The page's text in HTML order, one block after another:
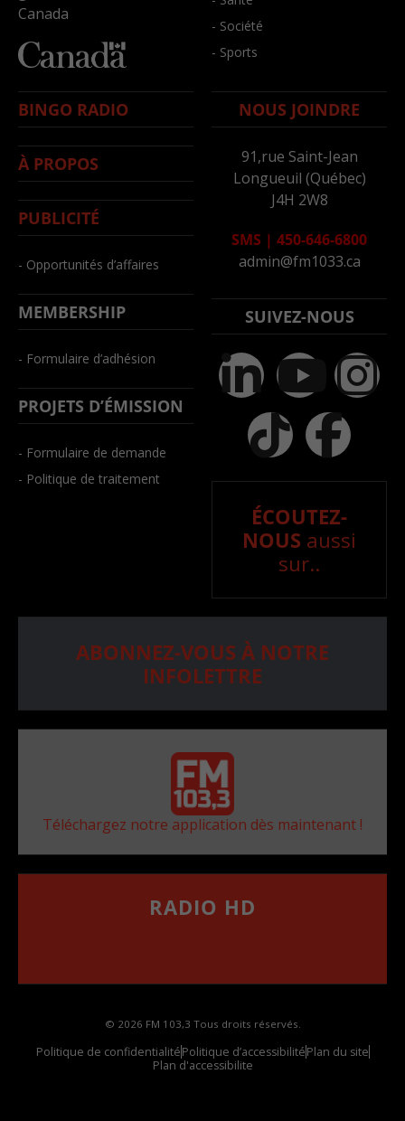
Canada
- Société
- Sports
BINGO RADIO
À PROPOS
PUBLICITÉ
- Opportunités d’affaires
MEMBERSHIP
- Formulaire d’adhésion
PROJETS D’ÉMISSION
- Formulaire de demande
- Politique de traitement
NOUS JOINDRE
91,rue Saint-Jean
Longueuil (Québec)
J4H 2W8
SMS | 450-646-6800
admin@fm1033.ca
SUIVEZ-NOUS
ÉCOUTEZ-
NOUS aussi
sur..
ABONNEZ-VOUS À NOTRE
INFOLETTRE
Téléchargez notre application dès maintenant !
RADIO HD
© 2026 FM 103,3 Tous droits réservés.
Politique de confidentialitéPolitique d’accessibilitéPlan du site
Plan d'accessibilite